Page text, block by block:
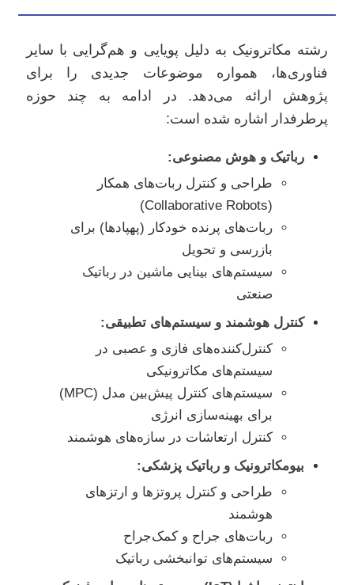
رشته مکاترونیک به دلیل پویایی و هم‌گرایی با سایر
فناوری‌ها، همواره موضوعات جدیدی را برای
پژوهش ارائه می‌دهد. در ادامه به چند حوزه
پرطرفدار اشاره شده است:
رباتیک و هوش مصنوعی:
طراحی و کنترل ربات‌های همکار
(Collaborative Robots)
ربات‌های پرنده خودکار (پهپادها) برای
بازرسی و تحویل
سیستم‌های بینایی ماشین در رباتیک
صنعتی
کنترل هوشمند و سیستم‌های تطبیقی:
کنترل‌کننده‌های فازی و عصبی در
سیستم‌های مکاترونیکی
سیستم‌های کنترل پیش‌بین مدل (MPC)
برای بهینه‌سازی انرژی
کنترل ارتعاشات در سازه‌های هوشمند
بیومکاترونیک و رباتیک پزشکی:
طراحی و کنترل پروتزها و ارتزهای
هوشمند
ربات‌های جراح و کمک‌جراح
سیستم‌های توانبخشی رباتیک